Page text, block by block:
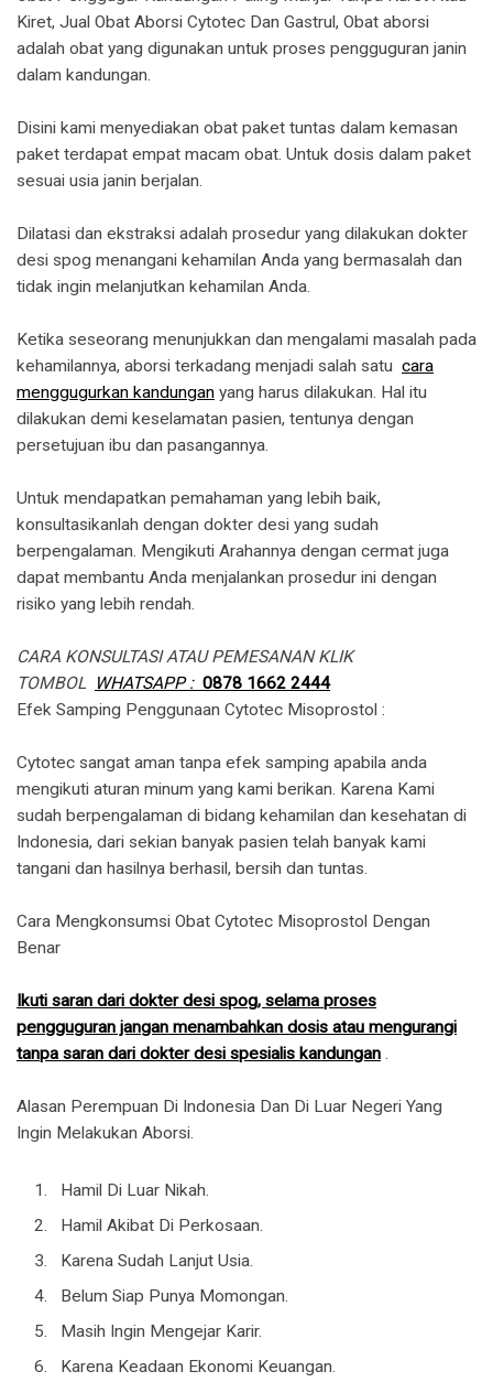
Kiret, Jual Obat Aborsi Cytotec Dan Gastrul, Obat aborsi
adalah obat yang digunakan untuk proses pengguguran janin
dalam kandungan.
Disini kami menyediakan obat paket tuntas dalam kemasan
paket terdapat empat macam obat. Untuk dosis dalam paket
sesuai usia janin berjalan.
Dilatasi dan ekstraksi adalah prosedur yang dilakukan dokter
desi spog menangani kehamilan Anda yang bermasalah dan
tidak ingin melanjutkan kehamilan Anda.
Ketika seseorang menunjukkan dan mengalami masalah pada
kehamilannya, aborsi terkadang menjadi salah satu cara
menggugurkan kandungan yang harus dilakukan. Hal itu
dilakukan demi keselamatan pasien, tentunya dengan
persetujuan ibu dan pasangannya.
Untuk mendapatkan pemahaman yang lebih baik,
konsultasikanlah dengan dokter desi yang sudah
berpengalaman. Mengikuti Arahannya dengan cermat juga
dapat membantu Anda menjalankan prosedur ini dengan
risiko yang lebih rendah.
CARA KONSULTASI ATAU PEMESANAN KLIK
TOMBOL
WHATSAPP : 0878 1662 2444
​Efek Samping Penggunaan Cytotec Misoprostol :
Cytotec sangat aman tanpa efek samping apabila anda
mengikuti aturan minum yang kami berikan. Karena Kami
sudah berpengalaman di bidang kehamilan dan kesehatan di
Indonesia, dari sekian banyak pasien telah banyak kami
tangani dan hasilnya berhasil, bersih dan tuntas.
Cara Mengkonsumsi Obat Cytotec Misoprostol Dengan
Benar
Ikuti saran dari dokter desi spog, selama proses
pengguguran jangan menambahkan dosis atau mengurangi
tanpa saran dari dokter desi spesialis kandungan .
Alasan Perempuan Di Indonesia Dan Di Luar Negeri Yang
Ingin Melakukan Aborsi.
Hamil Di Luar Nikah.
Hamil Akibat Di Perkosaan.
Karena Sudah Lanjut Usia.
Belum Siap Punya Momongan.
Masih Ingin Mengejar Karir.
Karena Keadaan Ekonomi Keuangan.